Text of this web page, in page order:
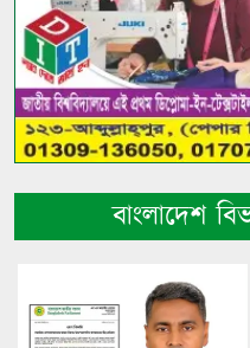
বাংলাদেশ